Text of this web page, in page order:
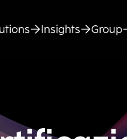
Insights Group